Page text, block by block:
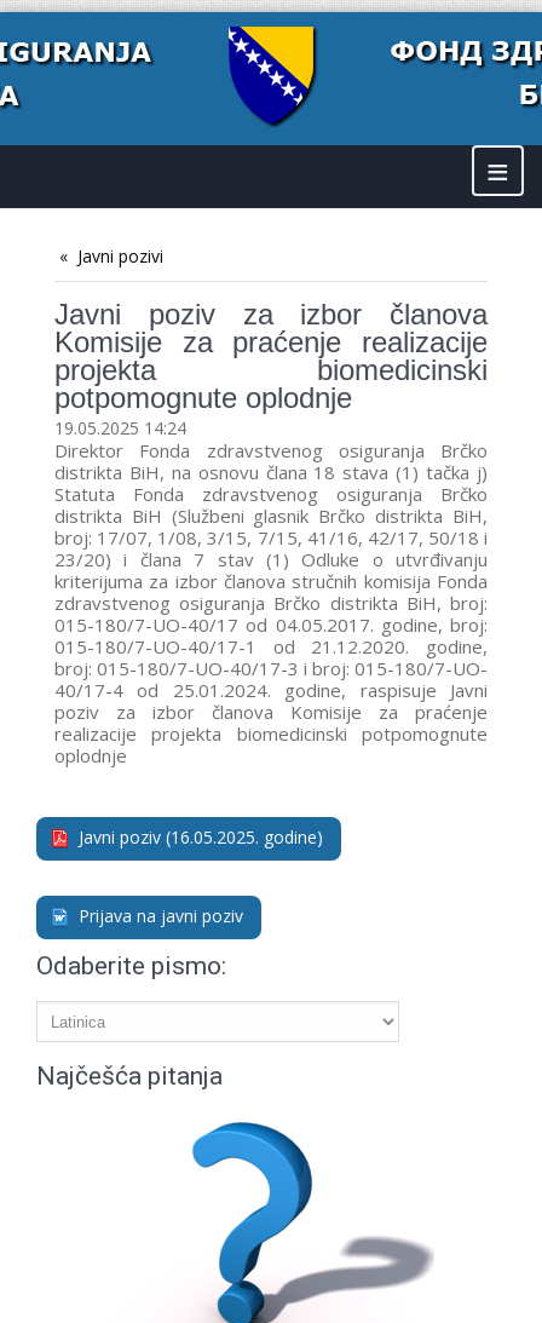
≡
Javni pozivi
Javni poziv za izbor članova
Komisije za praćenje realizacije
projekta biomedicinski
potpomognute oplodnje
19.05.2025 14:24
Direktor Fonda zdravstvenog osiguranja Brčko
distrikta BiH, na osnovu člana 18 stava (1) tačka j)
Statuta Fonda zdravstvenog osiguranja Brčko
distrikta BiH (Službeni glasnik Brčko distrikta BiH,
broj: 17/07, 1/08, 3/15, 7/15, 41/16, 42/17, 50/18 i
23/20) i člana 7 stav (1) Odluke o utvrđivanju
kriterijuma za izbor članova stručnih komisija Fonda
zdravstvenog osiguranja Brčko distrikta BiH, broj:
015-180/7-UO-40/17 od 04.05.2017. godine, broj:
015-180/7-UO-40/17-1 od 21.12.2020. godine,
broj: 015-180/7-UO-40/17-3 i broj: 015-180/7-UO-
40/17-4 od 25.01.2024. godine, raspisuje Javni
poziv za izbor članova Komisije za praćenje
realizacije projekta biomedicinski potpomognute
oplodnje
Javni poziv (16.05.2025. godine)
Prijava na javni poziv
Odaberite pismo:
Najčešća pitanja